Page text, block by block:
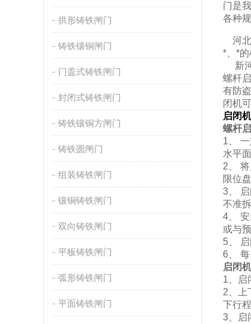
拱形铸铁闸门
铸铁镶铜闸门
门盖式铸铁闸门
封闭式铸铁闸门
铸铁镶铜方闸门
铸铁圆闸门
组装铸铁闸门
镶铜铸铁闸门
双向铸铁闸门
平板铸铁闸门
弧形铸铁闸门
平面铸铁闸门
门是
各种
河北
*、*
新河
螺杆
有防
闭机
启闭
螺杆
1、
水平
2、
限位
3、
不准
4、
或与
5、
6、
启闭
1、启
2、上
下行
3、启